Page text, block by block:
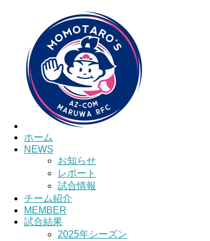
ホーム
NEWS
お知らせ
レポート
試合情報
チーム紹介
MEMBER
試合結果
2025年シーズン